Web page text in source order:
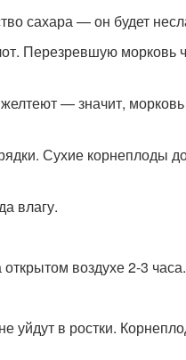
сахара — он будет
Перезревшую
— значит,
Сухие корнеплоды
влагу.
воздухе 2-3 часа.
уйдут в ростки.